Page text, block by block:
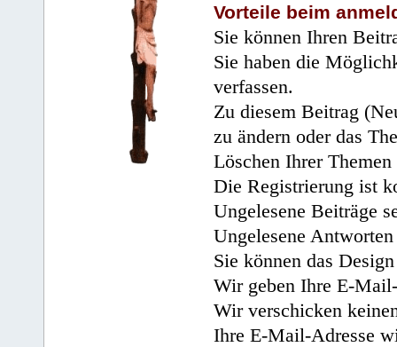
Vorteile beim
Sie können Ihren
Sie haben die
verfassen.
Zu diesem Beitrag
zu ändern oder das
Löschen Ihrer
Die Registrierung ist
Ungelesene Beiträge
Ungelesene
Sie können das
Wir geben Ihre E-
Wir verschicken
Ihre E-Mail-Adresse